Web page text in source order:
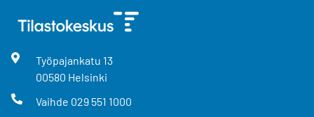
Työpajankatu 13
00580 Helsinki
Vaihde 029 551 1000